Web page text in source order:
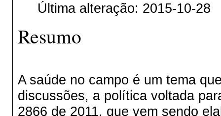
Última alteração: 2015-10-28
Resumo
A saúde no campo é um tema
discussões, a política voltada
2866 de 2011, que vem sendo